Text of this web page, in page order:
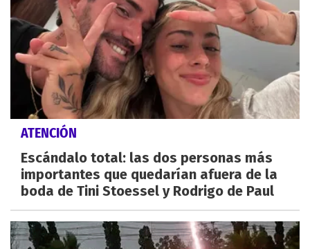
ATENCIÓN
Escándalo total: las dos personas más
importantes que quedarían afuera de la
boda de Tini Stoessel y Rodrigo de Paul